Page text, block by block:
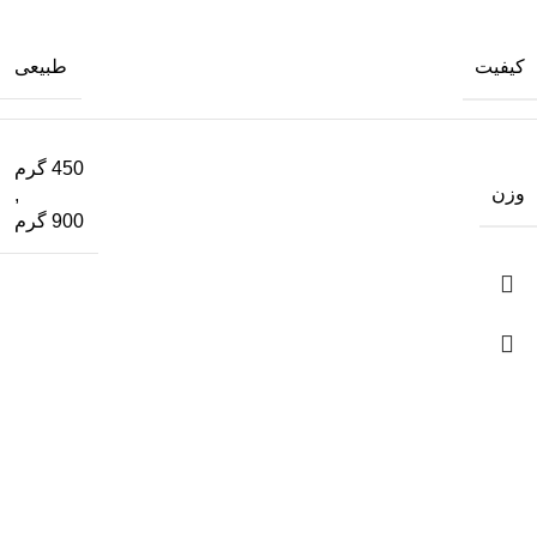
کیفیت طبیعی
وزن
450 گرم
,
900 گرم